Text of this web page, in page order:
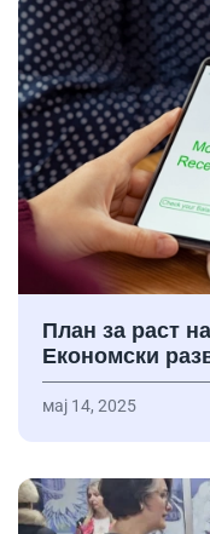
План за раст
Економски
мај 14, 2025